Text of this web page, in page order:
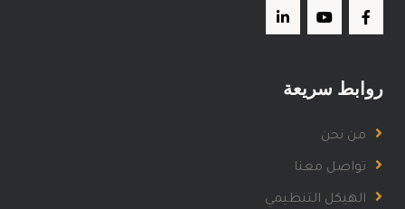
روابط سريعة
من نحن
تواصل معنا
الهيكل التنظيمي